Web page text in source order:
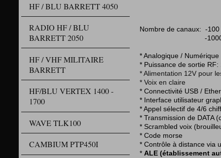
HF / BLU BARRETT 4050
RADIO HF / BLU
BARRETT 2050
HF / VHF MILITAIRE
BARRETT
HF/BLU VERTEX 1400 -
1700
WAVE TLK100
CAMBIUM PTP450I
Nombre de canaux: -100
-1000
* Analogique / Numérique
* Puissance de sortie RF:
* Alimentation 12V pour
* Voix en claire
* Connectivité USB /
* Interface utilisateur
* Appel sélectif de 4/6
* Transmission de DATA
* Scrambled voix
* Code morse
* Contrôle à distance via
*ALE (établissement